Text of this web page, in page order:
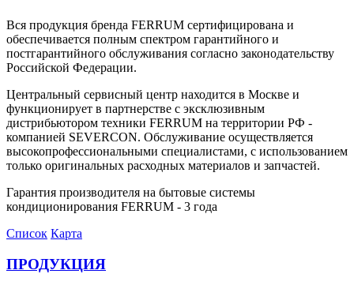
Вся продукция бренда FERRUM сертифицирована и
обеспечивается полным спектром гарантийного и
постгарантийного обслуживания согласно законодательству
Российской Федерации.
Центральный сервисный центр находится в Москве и
функционирует в партнерстве с эксклюзивным
дистрибьютором техники FERRUM на территории РФ -
компанией SEVERCON. Обслуживание осуществляется
высокопрофессиональными специалистами, с использованием
только оригинальных расходных материалов и запчастей.
Гарантия производителя на бытовые системы
кондиционирования FERRUM - 3 года
Список Карта
ПРОДУКЦИЯ